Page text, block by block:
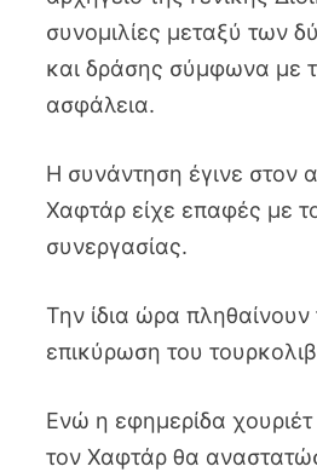
συνομιλίες μεταξύ των
και δράσης σύμφωνα με
ασφάλεια.
Η συνάντηση έγινε στον
Χαφτάρ είχε επαφές με
συνεργασίας.
Την ίδια ώρα
επικύρωση του
Ενώ η εφημερίδα
τον Χαφτάρ θα